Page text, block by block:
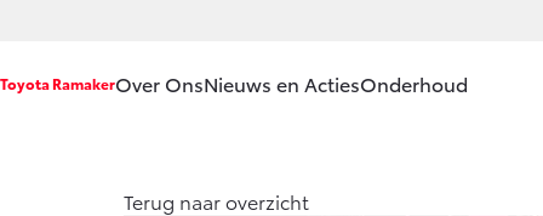
Toyota RamakerOver OnsNieuws en ActiesOnderhoud
Terug naar overzicht